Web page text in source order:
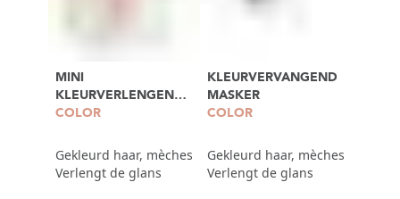
MINI
KLEURVERLENGEND
MASKER
COLOR
Gekleurd haar, mèches
Verlengt de glans
KLEURVERVANGEND
MASKER
COLOR
Gekleurd haar, mèches
Verlengt de glans